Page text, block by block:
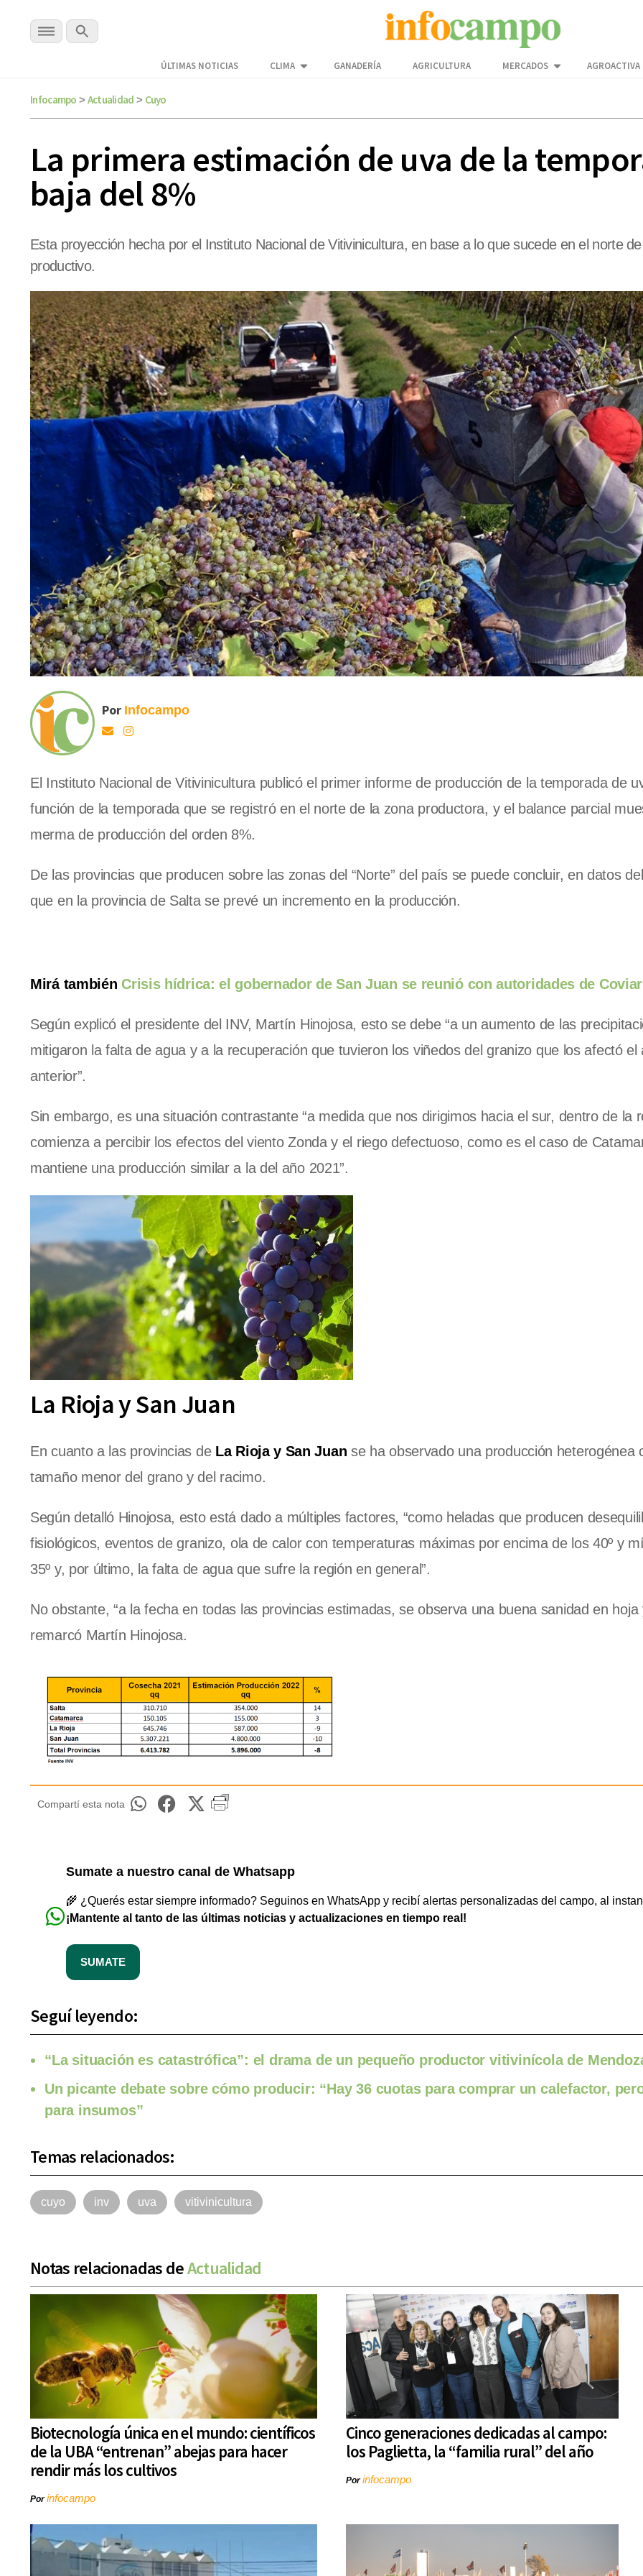
ÚLTIMAS NOTICIAS CLIMA GANADERÍA AGRICULTURA MERCADOS AGROACTIVA
Infocampo > Actualidad > Cuyo
La primera estimación de uva de la
baja del 8%
Esta proyección hecha por el Instituto Nacional de Vitivinicultura, en base a lo que sucede en el norte
productivo.
Por Infocampo
El Instituto Nacional de Vitivinicultura publicó el primer informe de producción de la temporada de
función de la temporada que se registró en el norte de la zona productora, y el balance parcial
merma de producción del orden 8%.
De las provincias que producen sobre las zonas del “Norte” del país se puede concluir, en datos
que en la provincia de Salta se prevé un incremento en la producción.
Mirá también Crisis hídrica: el gobernador de San Juan se reunió con autoridades de
Según explicó el presidente del INV, Martín Hinojosa, esto se debe “a un aumento de las
mitigaron la falta de agua y a la recuperación que tuvieron los viñedos del granizo que los afectó el
anterior”.
Sin embargo, es una situación contrastante “a medida que nos dirigimos hacia el sur, dentro de la
comienza a percibir los efectos del viento Zonda y el riego defectuoso, como es el caso de
mantiene una producción similar a la del año 2021”.
La Rioja y San Juan
En cuanto a las provincias de La Rioja y San Juan se ha observado una producción heterogénea
tamaño menor del grano y del racimo.
Según detalló Hinojosa, esto está dado a múltiples factores, “como heladas que producen
fisiológicos, eventos de granizo, ola de calor con temperaturas máximas por encima de los 40º y
35º y, por último, la falta de agua que sufre la región en general”.
No obstante, “a la fecha en todas las provincias estimadas, se observa una buena sanidad en hoja
remarcó Martín Hinojosa.
Compartí esta nota
Sumate a nuestro canal de Whatsapp
🌾 ¿Querés estar siempre informado? Seguinos en WhatsApp y recibí alertas personalizadas del campo, al
¡Mantente al tanto de las últimas noticias y actualizaciones en tiempo real!
SUMATE
Seguí leyendo:
“La situación es catastrófica”: el drama de un pequeño productor vitivinícola de
Un picante debate sobre cómo producir: “Hay 36 cuotas para comprar un calefactor,
para insumos”
Temas relacionados:
cuyo inv uva vitivinicultura
Notas relacionadas deActualidad
Biotecnología única en el mundo: científicos
de la UBA “entrenan” abejas para hacer
rendir más los cultivos
Porinfocampo
Cinco generaciones dedicadas al campo:
los Paglietta, la “familia rural” del año
Porinfocampo